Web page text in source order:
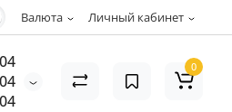
Личный кабинет
Валюта
0